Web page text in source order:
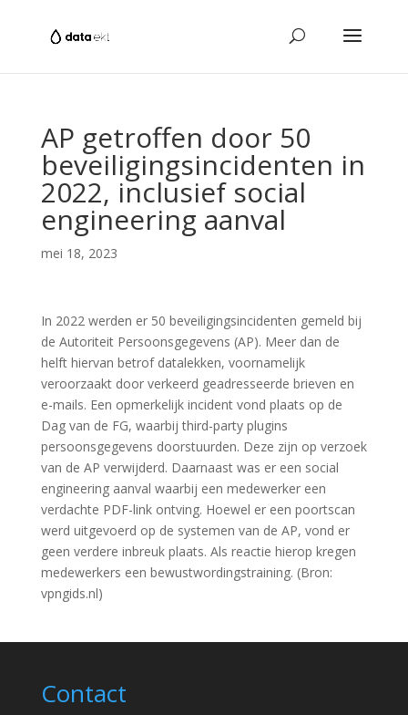
AP getroffen door 50
beveiligingsincidenten in
2022, inclusief social
engineering aanval
mei 18, 2023
In 2022 werden er 50 beveiligingsincidenten gemeld bij
de Autoriteit Persoonsgegevens (AP). Meer dan de
helft hiervan betrof datalekken, voornamelijk
veroorzaakt door verkeerd geadresseerde brieven en
e-mails. Een opmerkelijk incident vond plaats op de
Dag van de FG, waarbij third-party plugins
persoonsgegevens doorstuurden. Deze zijn op verzoek
van de AP verwijderd. Daarnaast was er een social
engineering aanval waarbij een medewerker een
verdachte PDF-link ontving. Hoewel er een poortscan
werd uitgevoerd op de systemen van de AP, vond er
geen verdere inbreuk plaats. Als reactie hierop kregen
medewerkers een bewustwordingstraining. (Bron:
vpngids.nl)
Contact